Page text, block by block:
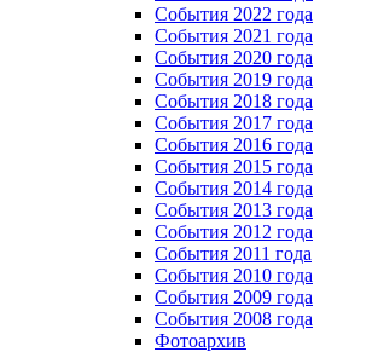
Cобытия 2022 года
Cобытия 2021 года
События 2020 года
События 2019 года
События 2018 года
События 2017 года
События 2016 года
События 2015 года
События 2014 года
События 2013 года
События 2012 года
События 2011 года
События 2010 года
События 2009 года
События 2008 года
Фотоархив